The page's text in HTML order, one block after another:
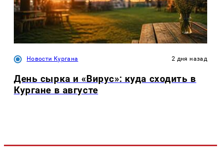
Новости Кургана 2 дня назад
День сырка и «Вирус»: куда сходить в
Кургане в августе